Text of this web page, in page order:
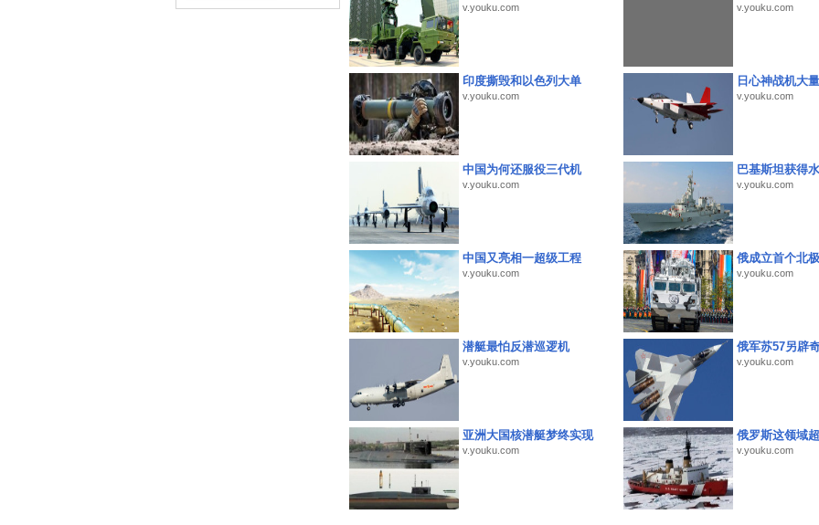
v.youku.com v.youku.com
印度撕毁和以色列大单
v.youku.com
日心神战机大
v.youku.com
中国为何还服役三代机
v.youku.com
巴基斯坦获得
v.youku.com
中国又亮相一超级工程
v.youku.com
俄成立首个北
v.youku.com
潜艇最怕反潜巡逻机
v.youku.com
俄军苏57另辟
v.youku.com
亚洲大国核潜艇梦终实现
v.youku.com
俄罗斯这领域
v.youku.com